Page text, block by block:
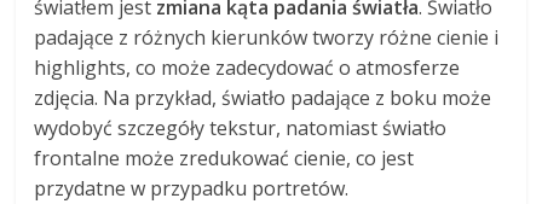
światłem jest zmiana kąta padania światła. Światło
padające z różnych kierunków tworzy różne cienie i
highlights, co może zadecydować o atmosferze
zdjęcia. Na przykład, światło padające z boku może
wydobyć szczegóły tekstur, natomiast światło
frontalne może zredukować cienie, co jest
przydatne w przypadku portretów.